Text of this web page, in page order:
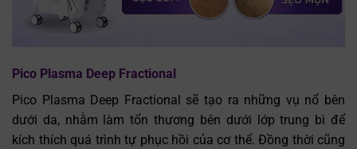
Pico Plasma Deep Fractional
Pico Plasma Deep Fractional sẽ tạo ra những vụ nổ bên
dưới da, nhằm làm tổn thương bên dưới lớp trung bì để
kích thích quá trình tự phục hồi của cơ thể. Đồng thời cũng